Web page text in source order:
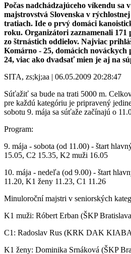
Počas nadchádzajúceho víkendu sa
majstrovstvá Slovenska v
tratiach. Ide o prvý domáci
roku. Organizátori zaznamenali 171
zo štrnástich oddielov. Najviac
Komárno - 25, domácich
24, viac ako dvadsať mien je aj na
SITA, zs;kj;aa | 06.05.2009 20:28:47
Súťažiť sa bude na trati 5000 m.
pre každú kategóriu je pripravený
sobotu 9. mája sa súťaže začínajú o
Program:
9. mája - sobota (od 11.00) - štart
15.05, C2 15.35, K2 muži 16.05
10. mája - nedeľa (od 9.00) - štart
11.20, K1 ženy 11.23, C1 11.26
Minuloroční majstri v seniorských
K1 muži: Róbert Erban (ŠKP
C1: Radoslav Rus (KRK DAK
K1 ženy: Dominika Srnáková (ŠKP